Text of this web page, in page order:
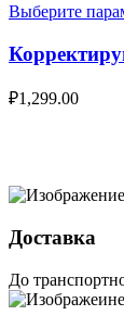
Выберите
₽1,299.00
Доставка
До